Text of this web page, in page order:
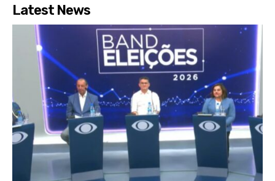
Latest News